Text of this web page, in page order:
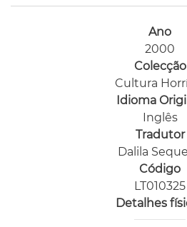
Ano
2000
Colecção
Cultura
Idioma
Inglês
Tradutor
Dalila
Código
LT010325
Detalhes